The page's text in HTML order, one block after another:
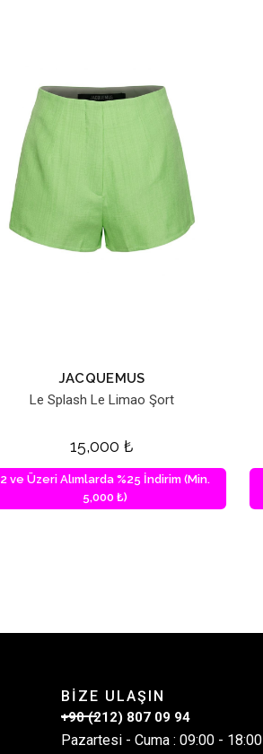
JACQUEMUS
Le Splash Le Limao Şort
15,000 ₺
2 ve Üzeri Alımlarda %25 İndirim (Min.
5,000 ₺)
BİZE ULAŞIN
+90 (212) 807 09 94
Pazartesi - Cuma : 09:00 - 18:00